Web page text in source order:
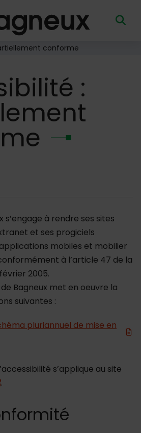
Retour à l'accueil
conforme
:
s’engage à rendre ses sites
et ses progiciels
mobiles et mobilier
à l’article 47 de la
février 2005.
Bagneux met en oeuvre la
suivantes :
pluriannuel de mise en
s’applique au site
.